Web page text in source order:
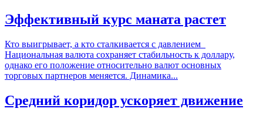
Эффективный курс маната растет
Кто выигрывает, а кто сталкивается с давлением
Национальная валюта сохраняет стабильность к доллару,
однако его положение относительно валют основных
торговых партнеров меняется. Динамика...
Средний коридор ускоряет движение